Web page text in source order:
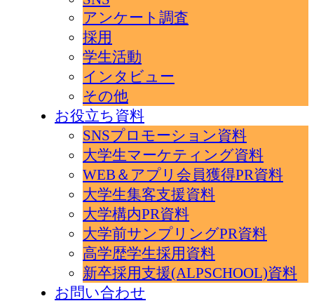
アンケート調査
採用
学生活動
インタビュー
その他
お役立ち資料
SNSプロモーション資料
大学生マーケティング資料
WEB＆アプリ会員獲得PR資料
大学生集客支援資料
大学構内PR資料
大学前サンプリングPR資料
高学歴学生採用資料
新卒採用支援(ALPSCHOOL)資料
お問い合わせ